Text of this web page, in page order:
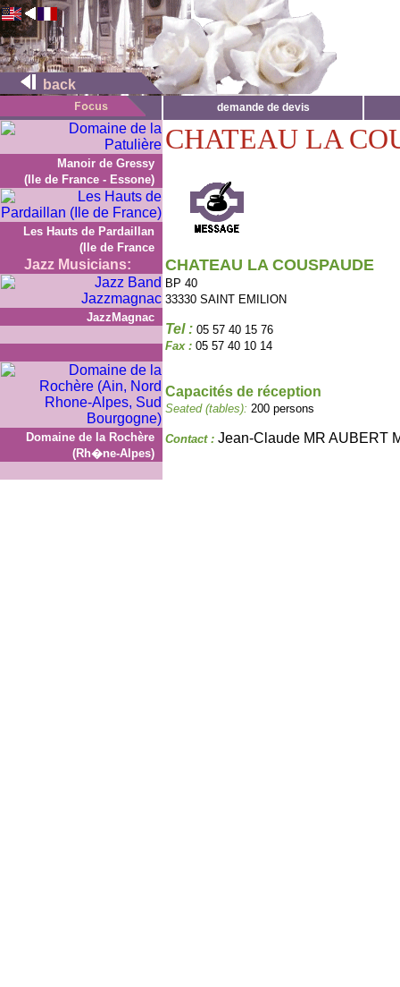
back
demande de devis
Manoir de Gressy
(Ile de France - Essone)
Les Hauts de Pardaillan
(Ile de France
Jazz Musicians:
JazzMagnac
Domaine de la Rochère
(Rh�ne-Alpes)
CHATEAU LA
CHATEAU LA COUSPAUDE
BP 40
33330 SAINT EMILION
Tel : 05 57 40 15 76
Fax : 05 57 40 10 14
Capacités de réception
Seated (tables): 200 persons
Contact : Jean-Claude MR AUBERT